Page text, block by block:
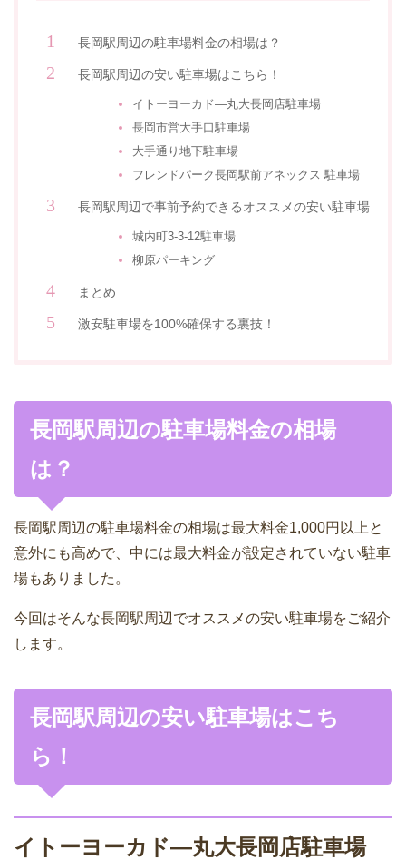
長岡駅周辺の駐車場料金の相場は？
長岡駅周辺の安い駐車場はこちら！
イトーヨーカド―丸大長岡店駐車場
長岡市営大手口駐車場
大手通り地下駐車場
フレンドパーク長岡駅前アネックス 駐車場
長岡駅周辺で事前予約できるオススメの安い駐車場
城内町3-3-12駐車場
柳原パーキング
まとめ
激安駐車場を100%確保する裏技！
長岡駅周辺の駐車場料金の相場
は？
長岡駅周辺の駐車場料金の相場は最大料金1,000円以上と
意外にも高めで、中には最大料金が設定されていない駐車
場もありました。
今回はそんな長岡駅周辺でオススメの安い駐車場をご紹介
します。
長岡駅周辺の安い駐車場はこち
ら！
イトーヨーカド―丸大長岡店駐車場